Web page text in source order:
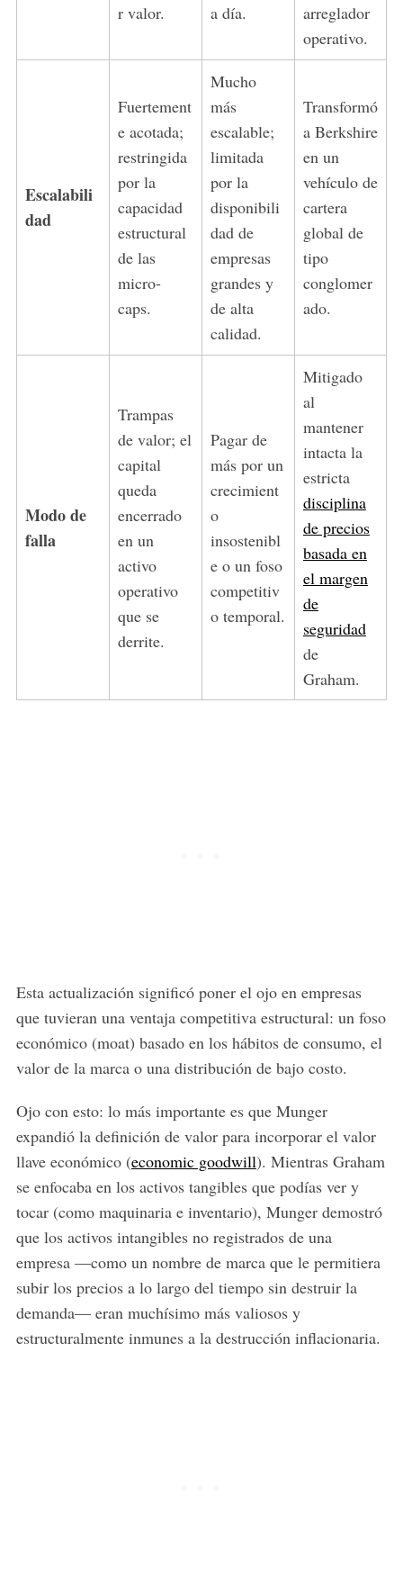
r valor.
a día.
arreglador
operativo.
Escalabili
dad
Fuertement
e acotada;
restringida
por la
capacidad
estructural
de las
micro-
caps.
Mucho
más
escalable;
limitada
por la
disponibili
dad de
empresas
grandes y
de alta
calidad.
Transformó
a Berkshire
en un
vehículo de
cartera
global de
tipo
conglomer
ado.
Modo de
falla
Trampas
de valor; el
capital
queda
encerrado
en un
activo
operativo
que se
derrite.
Pagar de
más por un
crecimient
o
insostenibl
e o un foso
competitiv
o temporal.
Mitigado
al
mantener
intacta la
estricta
disciplina
de precios
basada en
el margen
de
seguridad
de
Graham.
Esta actualización significó poner el ojo en empresas
que tuvieran una ventaja competitiva estructural: un foso
económico (moat) basado en los hábitos de consumo, el
valor de la marca o una distribución de bajo costo.
Ojo con esto: lo más importante es que Munger
expandió la definición de valor para incorporar el valor
llave económico (economic goodwill). Mientras Graham
se enfocaba en los activos tangibles que podías ver y
tocar (como maquinaria e inventario), Munger demostró
que los activos intangibles no registrados de una
empresa —como un nombre de marca que le permitiera
subir los precios a lo largo del tiempo sin destruir la
demanda— eran muchísimo más valiosos y
estructuralmente inmunes a la destrucción inflacionaria.